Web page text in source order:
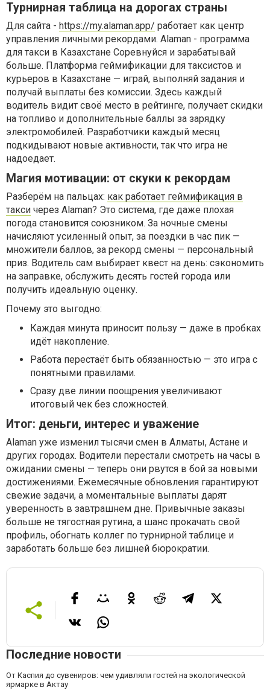
Турнирная таблица на дорогах страны
Для сайта - https://my.alaman.app/ работает как центр
управления личными рекордами. Alaman - программа
для такси в Казахстане Соревнуйся и зарабатывай
больше. Платформа геймификации для таксистов и
курьеров в Казахстане — играй, выполняй задания и
получай выплаты без комиссии. Здесь каждый
водитель видит своё место в рейтинге, получает скидки
на топливо и дополнительные баллы за зарядку
электромобилей. Разработчики каждый месяц
подкидывают новые активности, так что игра не
надоедает.
Магия мотивации: от скуки к рекордам
Разберём на пальцах: как работает геймификация в
такси через Alaman? Это система, где даже плохая
погода становится союзником. За ночные смены
начисляют усиленный опыт, за поездки в час пик —
множители баллов, за рекорд смены — персональный
приз. Водитель сам выбирает квест на день: сэкономить
на заправке, обслужить десять гостей города или
получить идеальную оценку.
Почему это выгодно:
Каждая минута приносит пользу — даже в пробках
идёт накопление.
Работа перестаёт быть обязанностью — это игра с
понятными правилами.
Сразу две линии поощрения увеличивают
итоговый чек без сложностей.
Итог: деньги, интерес и уважение
Alaman уже изменил тысячи смен в Алматы, Астане и
других городах. Водители перестали смотреть на часы в
ожидании смены — теперь они рвутся в бой за новыми
достижениями. Ежемесячные обновления гарантируют
свежие задачи, а моментальные выплаты дарят
уверенность в завтрашнем дне. Привычные заказы
больше не тягостная рутина, а шанс прокачать свой
профиль, обогнать коллег по турнирной таблице и
заработать больше без лишней бюрократии.
Последние новости
От Каспия до сувениров: чем удивляли гостей на экологической
ярмарке в Актау